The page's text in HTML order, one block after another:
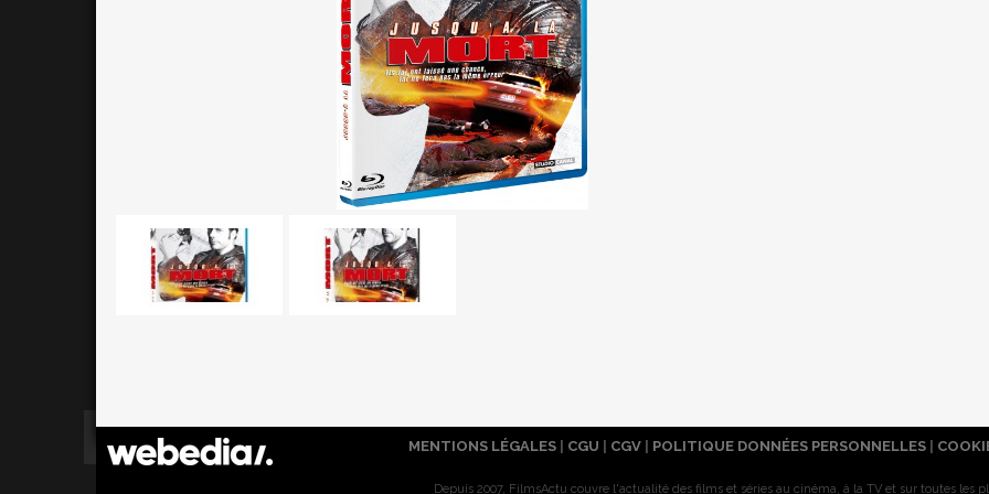
MENTIONS LÉGALES CGU CGV POLITIQUE DONNÉES PERSONNELLES
Depuis 2007, FilmsActu couvre l'actualité des films et séries au cinéma, à la TV et sur toutes les